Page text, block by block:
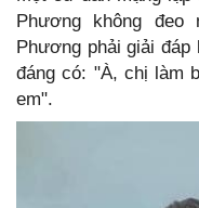
Phương không đeo
Phương phải giải đáp
đáng có: "À, chị làm
em".